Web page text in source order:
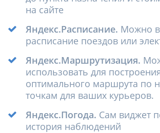
на сайте
Яндекс.Расписание. Можно
расписание поездов или
Яндекс.Маршрутизация.
использовать для
оптимального маршрута по
точкам для ваших курьеров.
Яндекс.Погода. Сам виджет
история наблюдений